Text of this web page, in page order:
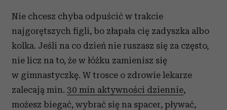
Nie chcesz chyba odpuścić w trakcie
najgorętszych figli, bo złapała cię zadyszka albo
kolka. Jeśli na co dzień nie ruszasz się za często,
nie licz na to, że w łóżku zamienisz się
w gimnastyczkę. W trosce o zdrowie lekarze
zalecają min. 30 min aktywności dziennie,
możesz biegać, wybrać się na spacer, pływać,